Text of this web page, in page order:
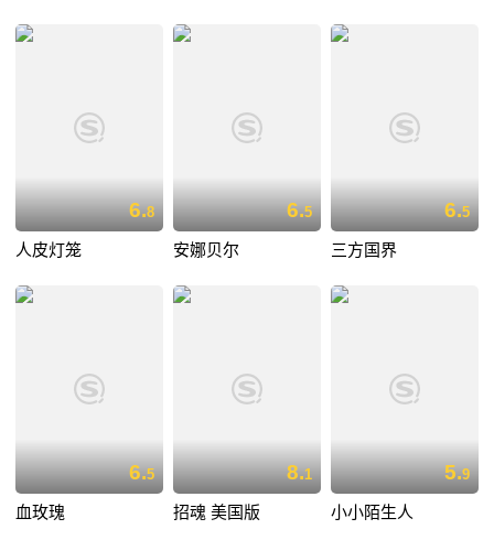
6.8
人皮灯笼
6.5
安娜贝尔
6.5
三方国界
6.5
血玫瑰
8.1
招魂 美国版
5.9
小小陌生人